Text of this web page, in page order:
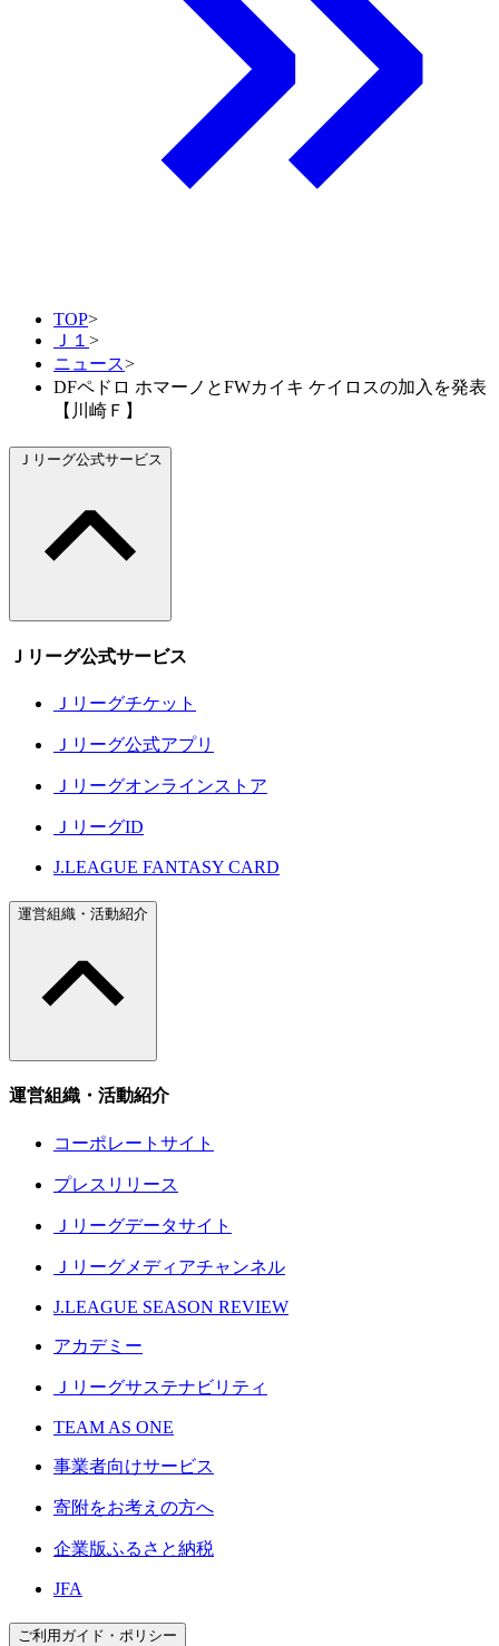
TOP>
Ｊ１ >
ニュース>
DFペドロ ホマーノとFWカイキ ケイロスの加入を発表
【川崎Ｆ】
Ｊリーグ公式サービス
Ｊリーグ公式サービス
Ｊリーグチケット
Ｊリーグ公式アプリ
Ｊリーグオンラインストア
ＪリーグID
J.LEAGUE FANTASY CARD
運営組織・活動紹介
運営組織・活動紹介
コーポレートサイト
プレスリリース
Ｊリーグデータサイト
Ｊリーグメディアチャンネル
J.LEAGUE SEASON REVIEW
アカデミー
Ｊリーグサステナビリティ
TEAM AS ONE
事業者向けサービス
寄附をお考えの方へ
企業版ふるさと納税
JFA
ご利用ガイド・ポリシー